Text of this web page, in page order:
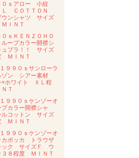
０ｓアロー 小紋
ＣＯＴＴＯＮ
ウンシャツ サイズ
ＩＮＴ
０ｓＫＥＮＺＯＨＯ
ープカラー開襟シ
プラ！！ サイズ
ＭＩＮＴ
１９９０ｓサンローラ
ン シアー素材
×ホワイト ＸＬ程
Ｔ
１９９０ｓケンゾーオ
カラー開襟シャ
コットン サイズ
ＭＩＮＴ
１９９０ｓケンゾーオ
ポッカ トラウザ
ク サイズＦ ウ
３８程度 ＭＩＮＴ